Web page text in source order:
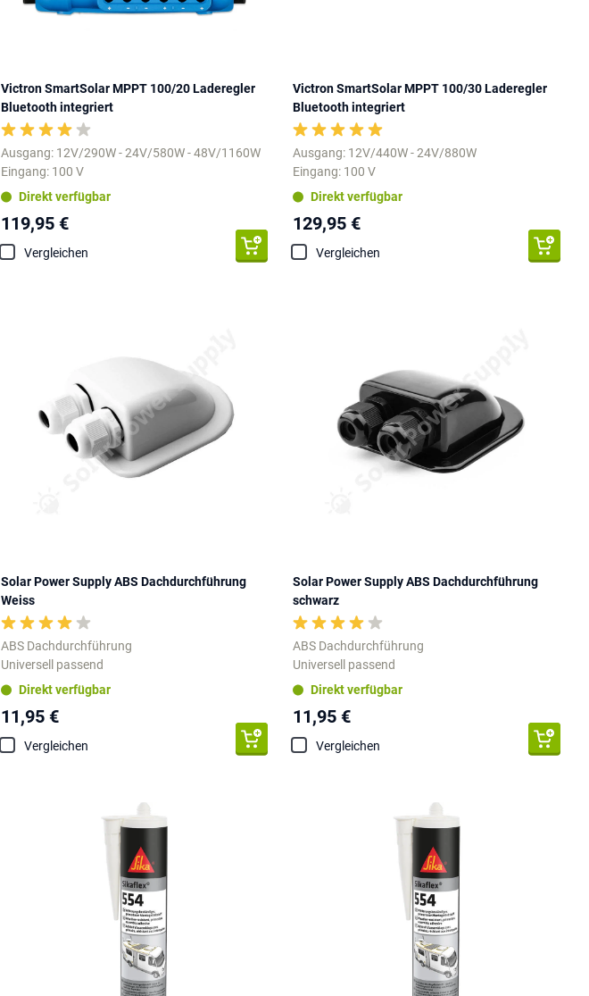
Victron SmartSolar MPPT 100/20 Laderegler
Bluetooth integriert
Ausgang: 12V/290W - 24V/580W - 48V/1160W
Eingang: 100 V
Direkt verfügbar
119,95 €
Vergleichen
Victron SmartSolar MPPT 100/30 Laderegler
Bluetooth integriert
Ausgang: 12V/440W - 24V/880W
Eingang: 100 V
Direkt verfügbar
129,95 €
Vergleichen
Solar Power Supply ABS Dachdurchführung
Weiss
ABS Dachdurchführung
Universell passend
Direkt verfügbar
11,95 €
Vergleichen
Solar Power Supply ABS Dachdurchführung
schwarz
ABS Dachdurchführung
Universell passend
Direkt verfügbar
11,95 €
Vergleichen